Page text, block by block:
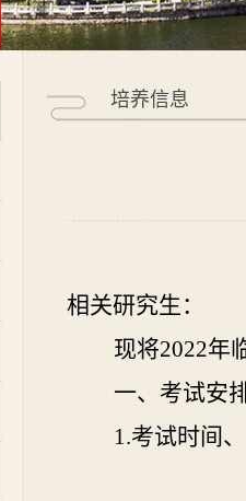
培养信息
相关研究生：
现将2022年
一、 考试安
1.考试时间